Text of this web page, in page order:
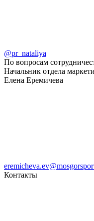
@pr_nataliya
По вопросам
Начальник отдела
Елена Еремичева
Контакты